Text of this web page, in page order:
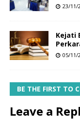
23/11/
Kejati
05/11/
BE THE FIRST TO
Leave a